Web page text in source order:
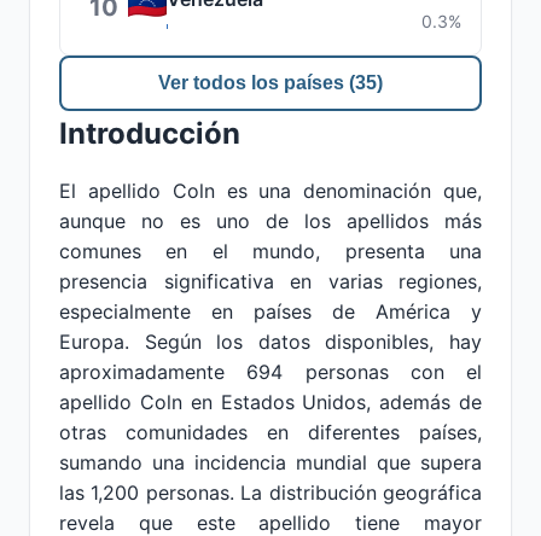
10 0.3%
Ver todos los países (35)
Introducción
El apellido Coln es una denominación que,
aunque no es uno de los apellidos más
comunes en el mundo, presenta una
presencia significativa en varias regiones,
especialmente en países de América y
Europa. Según los datos disponibles, hay
aproximadamente 694 personas con el
apellido Coln en Estados Unidos, además de
otras comunidades en diferentes países,
sumando una incidencia mundial que supera
las 1,200 personas. La distribución geográfica
revela que este apellido tiene mayor